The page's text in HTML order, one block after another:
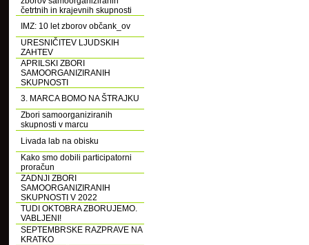
četrtnih in krajevnih skupnosti
IMZ: 10 let zborov občank_ov
URESNIČITEV LJUDSKIH
ZAHTEV
APRILSKI ZBORI
SAMOORGANIZIRANIH
SKUPNOSTI
3. MARCA BOMO NA ŠTRAJKU
Zbori samoorganiziranih
skupnosti v marcu
Livada lab na obisku
Kako smo dobili participatorni
proračun
ZADNJI ZBORI
SAMOORGANIZIRANIH
SKUPNOSTI V 2022
TUDI OKTOBRA ZBORUJEMO.
VABLJENI!
SEPTEMBRSKE RAZPRAVE NA
KRATKO